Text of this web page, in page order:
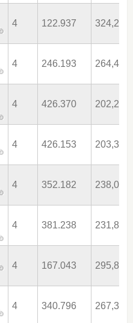
4 122.937
4 246.193
4 426.370
4 426.153
4 352.182
4 381.238
4 167.043
4 340.796